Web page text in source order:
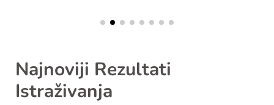
Najnoviji Rezultati
Istraživanja